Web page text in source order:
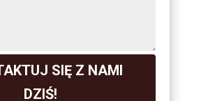
SIĘ Z NAMI
DZIŚ!